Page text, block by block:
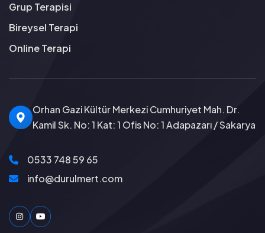
Grup Terapisi
Bireysel Terapi
Online Terapi
Orhan Gazi Kültür Merkezi Cumhuriyet Mah. Dr.
Kamil Sk. No: 1 Kat: 1 Ofis No: 1 Adapazarı / Sakarya
0533 748 59 65
info@durulmert.com